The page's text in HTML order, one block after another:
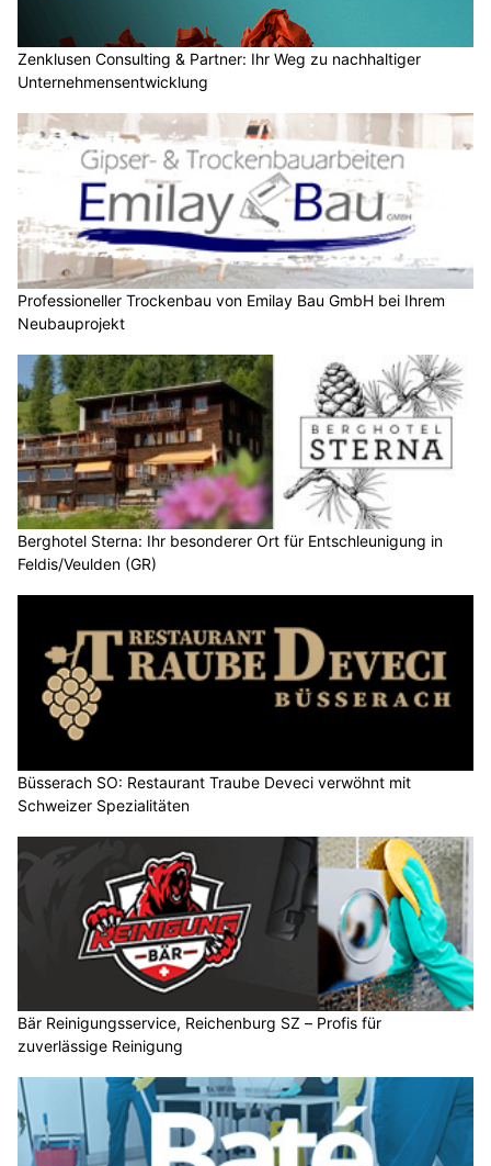
Zenklusen Consulting & Partner: Ihr Weg zu nachhaltiger
Unternehmensentwicklung
Professioneller Trockenbau von Emilay Bau GmbH bei Ihrem
Neubauprojekt
Berghotel Sterna: Ihr besonderer Ort für Entschleunigung in
Feldis/Veulden (GR)
Büsserach SO: Restaurant Traube Deveci verwöhnt mit
Schweizer Spezialitäten
Bär Reinigungsservice, Reichenburg SZ – Profis für
zuverlässige Reinigung